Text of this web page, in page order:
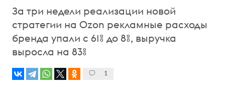
За три недели реализации новой
стратегии на Ozon рекламные расходы
бренда упали с 61% до 8%, выручка
выросла на 83%
1